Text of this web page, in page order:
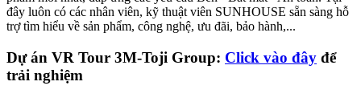
đây luôn có các nhân viên, kỹ thuật viên SUNHOUSE sẵn sàng hỗ
trợ tìm hiểu về sản phẩm, công nghệ, ưu đãi, bảo hành,...
Dự án VR Tour 3M-Toji Group: Click vào đây để
trải nghiệm